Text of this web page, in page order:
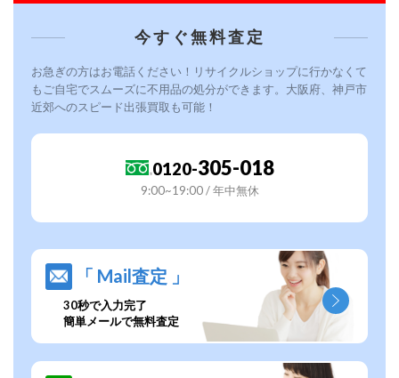
今すぐ無料査定
お急ぎの方はお電話ください！リサイクルショップに行かなくて
もご自宅でスムーズに不用品の処分ができます。大阪府、神戸市
近郊へのスピード出張買取も可能！
0120-305-018
9:00~19:00 / 年中無休
「 Mail査定 」
30秒で入力完了
簡単メールで無料査定